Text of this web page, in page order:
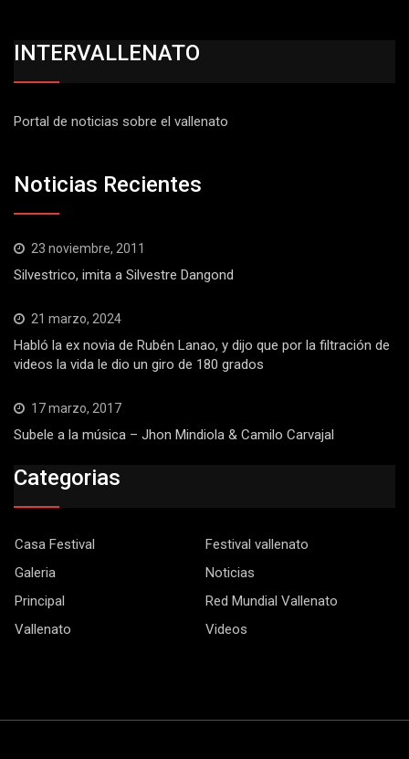
INTERVALLENATO
Portal de noticias sobre el vallenato
Noticias Recientes
23 noviembre, 2011
Silvestrico, imita a Silvestre Dangond
21 marzo, 2024
Habló la ex novia de Rubén Lanao, y dijo que por la filtración de
videos la vida le dio un giro de 180 grados
17 marzo, 2017
Subele a la música – Jhon Mindiola & Camilo Carvajal
Categorias
Casa Festival
Festival vallenato
Galeria
Noticias
Principal
Red Mundial Vallenato
Vallenato
Videos